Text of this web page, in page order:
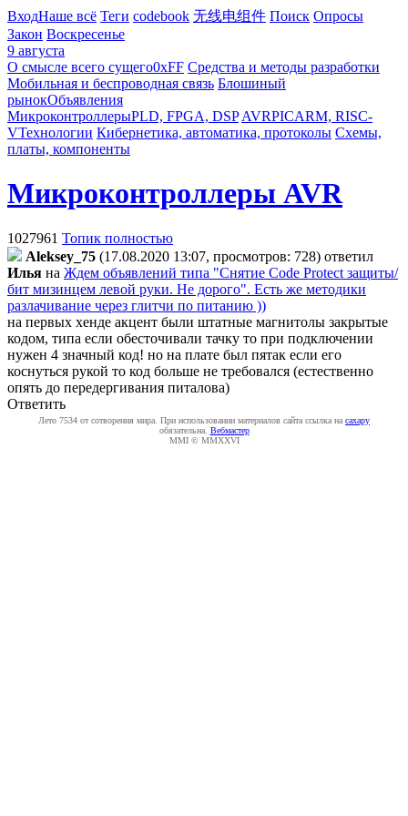
ВходНаше всё Теги codebook 无线电组件 Поиск Опросы
Закон Воскресенье
9 августа
О смысле всего сущего0xFF Средства и методы разработки
Мобильная и беспроводная связь Блошиный
рынокОбъявления
МикроконтроллерыPLD, FPGA, DSP AVRPICARM, RISC-
VТехнологии Кибернетика, автоматика, протоколы Схемы,
платы, компоненты
Микроконтроллеры AVR
1027961 Топик полностью
Aleksey_75 (17.08.2020 13:07, просмотров: 728) ответил
Илья на Ждем объявлений типа "Снятие Code Protect защиты/
бит мизинцем левой руки. Не дорого". Есть же методики
разлачивание через глитчи по питанию ))
на первых хенде акцент были штатные магнитолы закрытые
кодом, типа если обесточивали тачку то при подключении
нужен 4 значный код! но на плате был пятак если его
коснуться рукой то код больше не требовался (естественно
опять до передергивания питалова)
Ответить
Лето 7534 от сотворения мира. При использовании материалов сайта ссылка на caxapу
обязательна. Вебмастер
MMI © MMXXVI